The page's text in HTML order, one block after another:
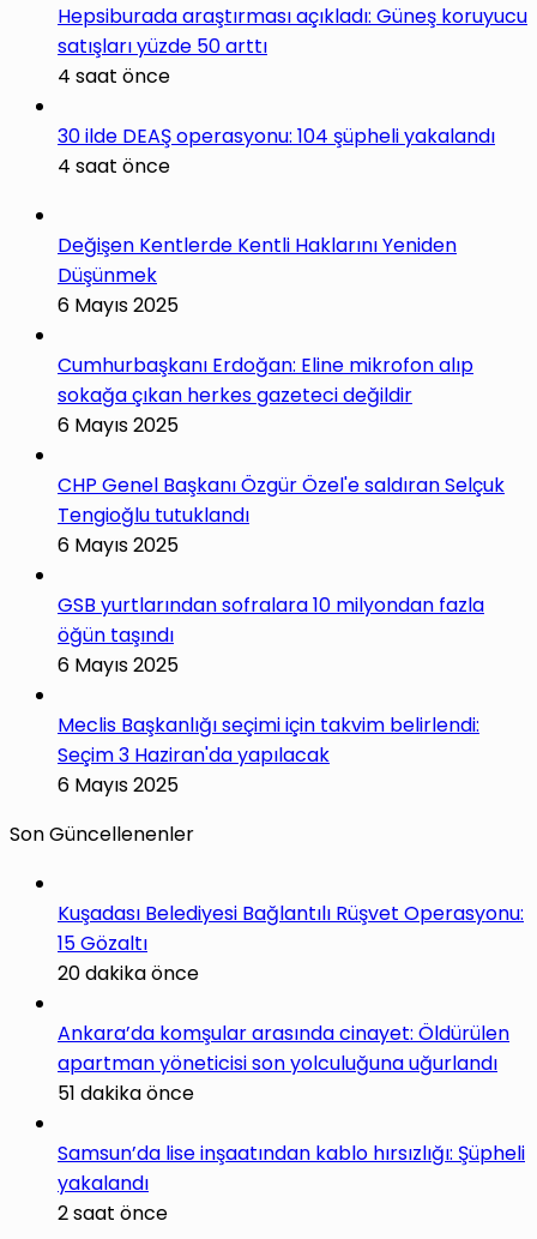
Hepsiburada araştırması açıkladı: Güneş koruyucu
satışları yüzde 50 arttı
4 saat önce
30 ilde DEAŞ operasyonu: 104 şüpheli yakalandı
4 saat önce
Değişen Kentlerde Kentli Haklarını Yeniden
Düşünmek
6 Mayıs 2025
Cumhurbaşkanı Erdoğan: Eline mikrofon alıp
sokağa çıkan herkes gazeteci değildir
6 Mayıs 2025
CHP Genel Başkanı Özgür Özel'e saldıran Selçuk
Tengioğlu tutuklandı
6 Mayıs 2025
GSB yurtlarından sofralara 10 milyondan fazla
öğün taşındı
6 Mayıs 2025
Meclis Başkanlığı seçimi için takvim belirlendi:
Seçim 3 Haziran'da yapılacak
6 Mayıs 2025
Son Güncellenenler
Kuşadası Belediyesi Bağlantılı Rüşvet Operasyonu:
15 Gözaltı
20 dakika önce
Ankara’da komşular arasında cinayet: Öldürülen
apartman yöneticisi son yolculuğuna uğurlandı
51 dakika önce
Samsun’da lise inşaatından kablo hırsızlığı: Şüpheli
yakalandı
2 saat önce